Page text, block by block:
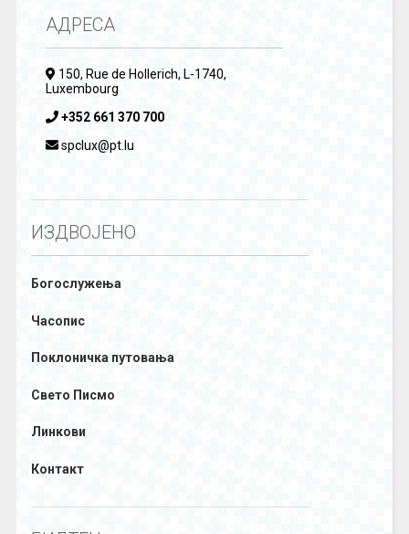
АДРЕСА
150, Rue de Hollerich, L-1740,
Luxembourg
+352 661 370 700
spclux@pt.lu
ИЗДВОЈЕНО
Богослужења
Часопис
Поклоничка путовања
Свето Писмо
Линкови
Контакт